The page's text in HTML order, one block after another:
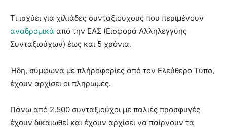
Τι ισχύει για χιλιάδες συνταξιούχους που περιμένουν
αναδρομικά από την ΕΑΣ (Εισφορά Αλληλεγγύης
Συνταξιούχων) έως και 5 χρόνια.
Ήδη, σύμφωνα με πλήροφορίες από τον Ελεύθερο Τύπο,
έχουν αρχίσει οι πληρωμές.
Πάνω από 2.500 συνταξιούχοι με παλιές προσφυγές
έχουν δικαιωθεί και έχουν αρχίσει να παίρνουν τα